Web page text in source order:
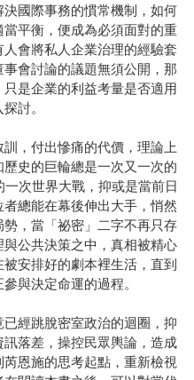
國際事務的慣常機制，如何
平衡，便成為必須面對的重
會將私人企業治理的經驗套
會討論的議題無須公開，那
是企業的利益考量是否適用
討。
，付出慘痛的代價，理論上
史的巨輪總是一次又一次的
次世界大戰，抑或是當前日
總能在幕後伸出大手，悄然
，當「祕密」二字不再只存
公共決策之中，真相被精心
安排好的劇本裡生活，直到
與決定命運的過程。
經跳脫密室政治的迴圈，抑
落差，操控民眾輿論，造成
恩施的思考起點，重新檢視